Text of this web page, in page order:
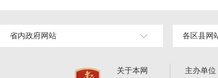
省内政府网站 各区县网
关于本网
主办单